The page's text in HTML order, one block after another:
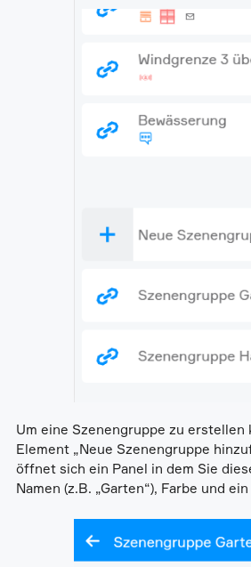
Um eine Szenengruppe zu erstellen
Element „Neue Szenengruppe
öffnet sich ein Panel in dem Sie
Namen (z.B. „Garten“), Farbe und